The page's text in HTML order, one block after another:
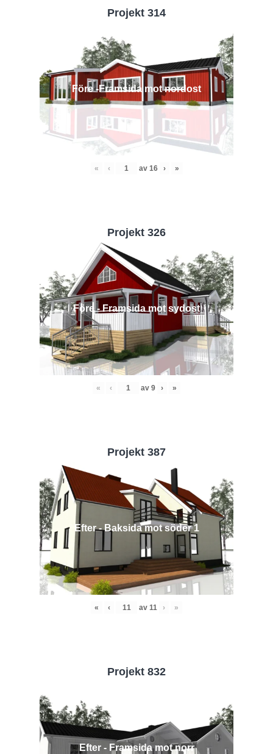
Projekt 314
Före -Framsida mot nordost
« ‹ av 16 › »
Projekt 326
Före - Framsida mot sydost
« ‹ av 9 › »
Projekt 387
Efter - Baksida mot söder 1
« ‹ av 11 › »
Projekt 832
Efter - Framsida mot norr